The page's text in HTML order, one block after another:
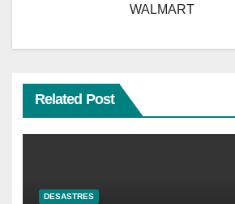
WALMART
Related Post
DESASTRES